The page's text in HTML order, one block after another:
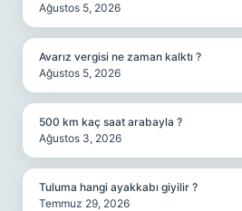
Ağustos 5, 2026
Avarız vergisi ne zaman kalktı ?
Ağustos 5, 2026
500 km kaç saat arabayla ?
Ağustos 3, 2026
Tuluma hangi ayakkabı giyilir ?
Temmuz 29, 2026